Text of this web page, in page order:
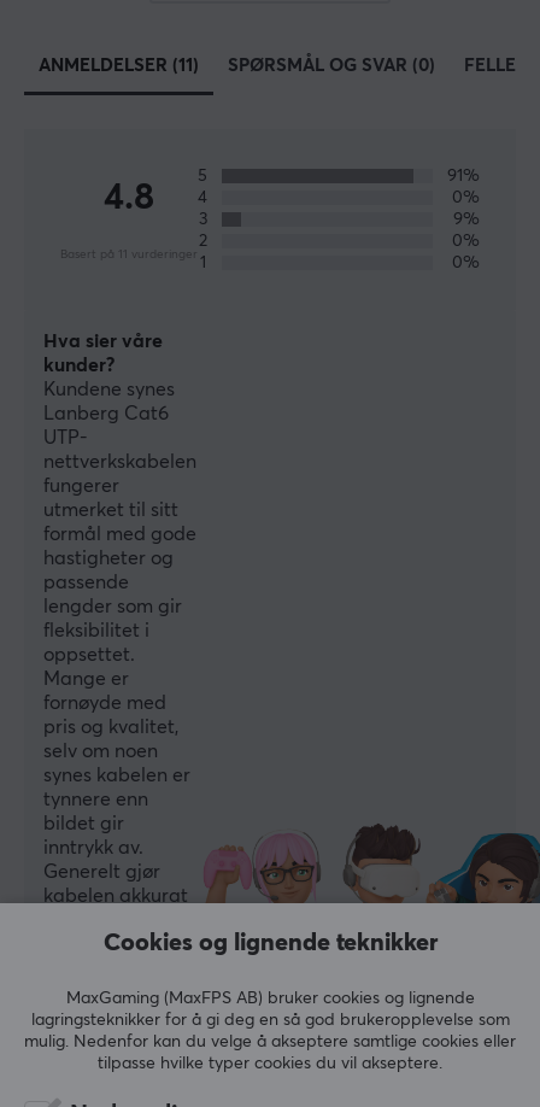
Svart
RJ45 (Han)
Tilkobling til
ANMELDELSER (11) SPØRSMÅL OG SVAR (0)
4.8
Basert på 11 vurderinger
5
91%
4
0%
3
9%
2
0%
1
0%
Hva sier våre
kunder?
Kundene synes
Lanberg Cat6
UTP-
nettverkskabelen
fungerer
utmerket til sitt
formål med gode
hastigheter og
passende
lengder som gir
fleksibilitet i
oppsettet.
Mange er
fornøyde med
pris og kvalitet,
selv om noen
synes kabelen er
tynnere enn
bildet gir
inntrykk av.
Generelt gjør
kabelen akkurat
forventer.
Oppsummert med AI av GAMIFIERA.®
SKRIV ANMELDELSE
Cookies og lignende teknikker
MaxGaming (MaxFPS AB) bruker cookies og lignende
lagringsteknikker for å gi deg en så god brukeropplevelse som
mulig. Nedenfor kan du velge å akseptere samtlige cookies eller
tilpasse hvilke typer cookies du vil akseptere.